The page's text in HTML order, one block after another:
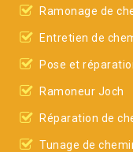
Ramonage de
Entretien de
Pose et
Ramoneur Joch
Réparation de
Tunage de